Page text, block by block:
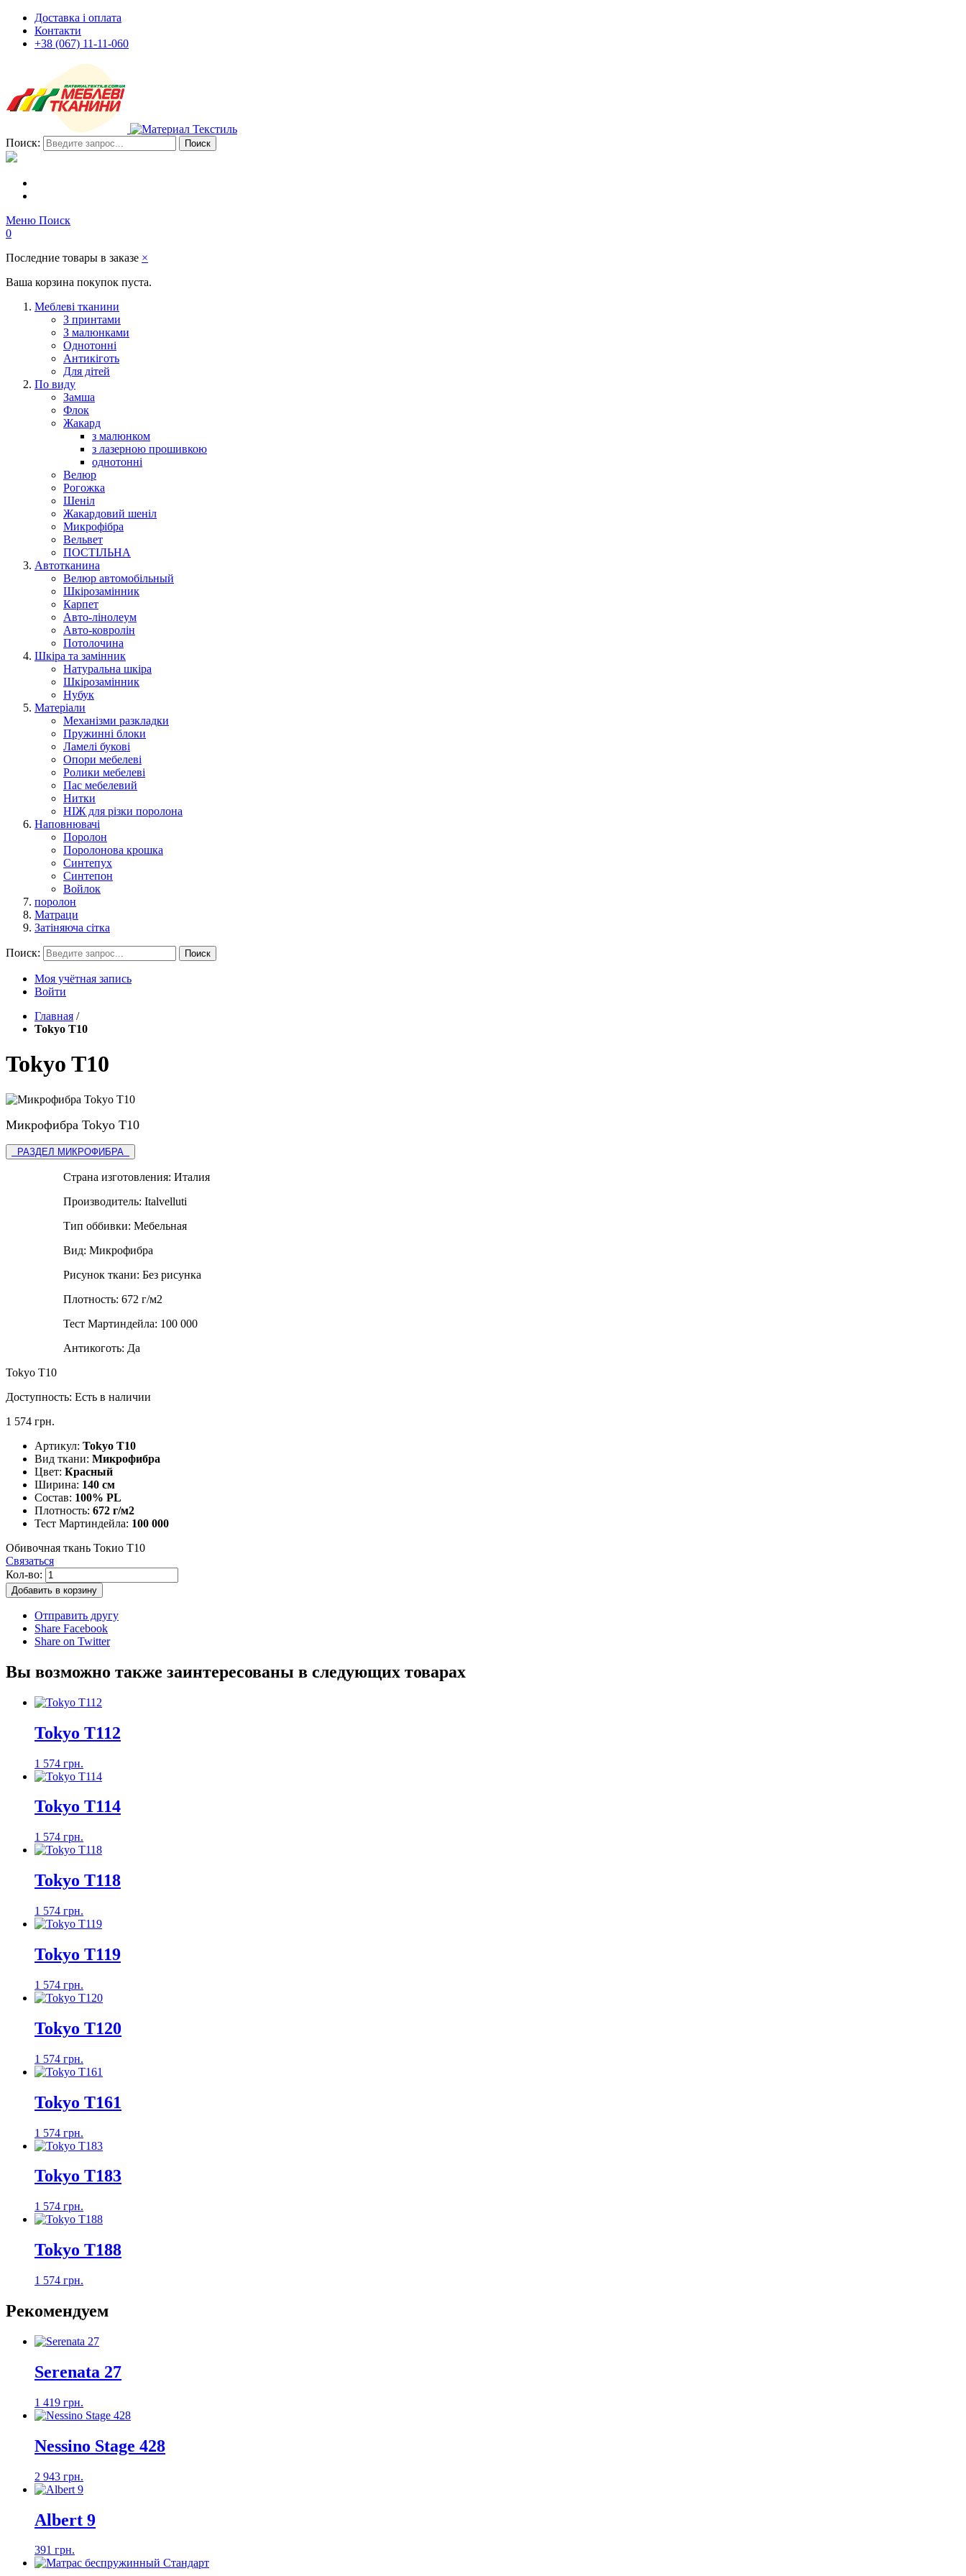
Доставка і оплата
Контакти
+38 (067) 11-11-060
Поиск: Поиск
Меню Поиск
0
Последние товары в заказе ×
Ваша корзина покупок пуста.
Меблеві тканини
З принтами
З малюнками
Однотонні
Антикіготь
Для дітей
По виду
Замша
Флок
Жакард
з малюнком
з лазерною прошивкою
однотонні
Велюр
Рогожка
Шеніл
Жакардовий шеніл
Микрофібра
Вельвет
ПОСТІЛЬНА
Автотканина
Велюр автомобільный
Шкірозамінник
Карпет
Авто-лінолеум
Авто-ковролін
Потолочина
Шкіра та замінник
Натуральна шкіра
Шкірозамінник
Нубук
Матеріали
Механізми разкладки
Пружинні блоки
Ламелі букові
Опори мебелеві
Ролики мебелеві
Пас мебелевий
Нитки
НІЖ для різки поролона
Наповнювачі
Поролон
Поролонова крошка
Синтепух
Синтепон
Войлок
поролон
Матраци
Затіняюча сітка
Поиск: Поиск
Моя учётная запись
Войти
Главная /
Tokyo T10
Tokyo T10
Микрофибра Tokyo T10
РАЗДЕЛ МИКРОФИБРА
Страна изготовления: Италия
Производитель: Italvelluti
Тип оббивки: Мебельная
Вид: Микрофибра
Рисунок ткани: Без рисунка
Плотность: 672 г/м2
Тест Мартиндейла: 100 000
Антикоготь: Да
Tokyo T10
Доступность: Есть в наличии
1 574 грн.
Артикул: Tokyo T10
Вид ткани: Микрофибра
Цвет: Красный
Ширина: 140 см
Состав: 100% PL
Плотность: 672 г/м2
Тест Мартиндейла: 100 000
Обивочная ткань Токио T10
Связаться
Кол-во:
Добавить в корзину
Отправить другу
Share Facebook
Share on Twitter
Вы возможно также заинтересованы в следующих товарах
Tokyo T112
1 574 грн.
Tokyo T114
1 574 грн.
Tokyo T118
1 574 грн.
Tokyo T119
1 574 грн.
Tokyo T120
1 574 грн.
Tokyo T161
1 574 грн.
Tokyo T183
1 574 грн.
Tokyo T188
1 574 грн.
Рекомендуем
Serenata 27
1 419 грн.
Nessino Stage 428
2 943 грн.
Albert 9
391 грн.